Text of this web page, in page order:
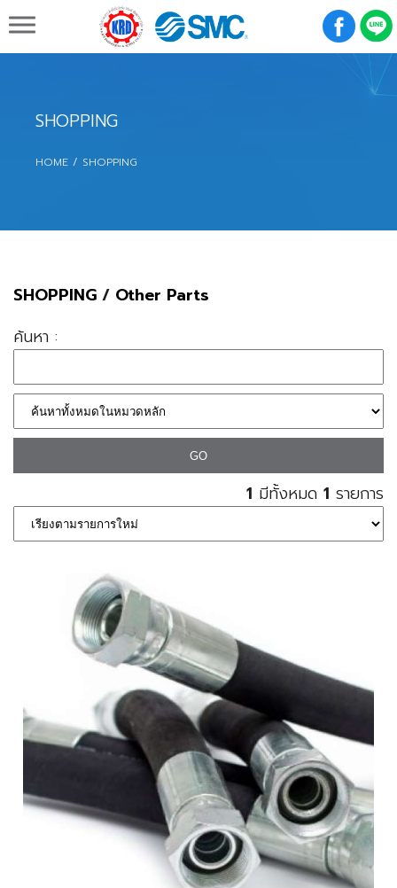
K R D Engineering & Supply Co.,Ltd.
SHOPPING
HOME SHOPPING
SHOPPING / Other Parts
ค้นหา :
1 มีทั้งหมด 1 รายการ